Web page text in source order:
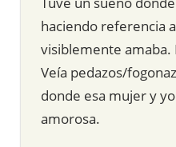
haciendo referencia
visiblemente amaba.
Veía pedazos/
donde esa mujer y
amorosa.